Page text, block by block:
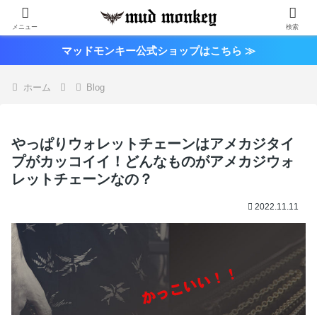
マッドモンキー公式ショップはこちら ≫
ホーム Blog
やっぱりウォレットチェーンはアメカジタイ
プがカッコイイ！どんなものがアメカジウォ
レットチェーンなの？
2022.11.11
メニュー 検索